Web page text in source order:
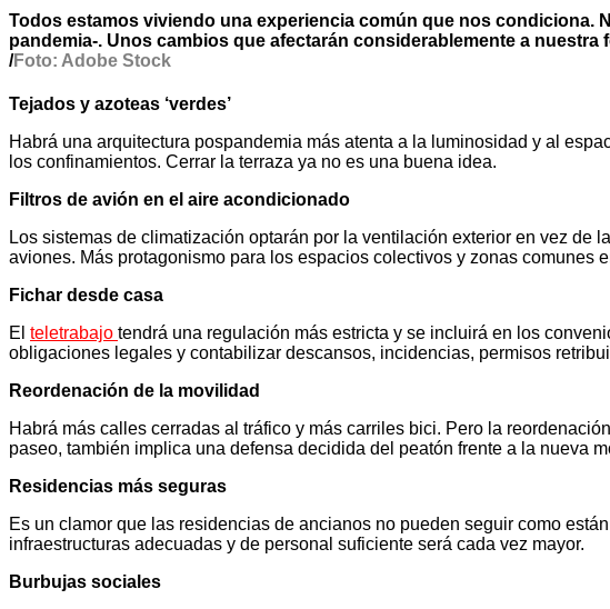
Todos estamos viviendo una experiencia común que nos condiciona.
pandemia-. Unos cambios que afectarán considerablemente a
/Foto: Adobe Stock
Tejados y azoteas ‘verdes’
Habrá una arquitectura pospandemia más atenta a la luminosidad y al
los confinamientos. Cerrar la terraza ya no es una buena idea.
Filtros de avión en el aire acondicionado
Los sistemas de climatización optarán por la ventilación exterior en vez
aviones. Más protagonismo para los espacios colectivos y zonas comunes
Fichar desde casa
El teletrabajo tendrá una regulación más estricta y se incluirá en los
obligaciones legales y contabilizar descansos, incidencias, permisos
Reordenación de la movilidad
Habrá más calles cerradas al tráfico y más carriles bici. Pero la
paseo, también implica una defensa decidida del peatón frente a la nueva
Residencias más seguras
Es un clamor que las residencias de ancianos no pueden seguir como
infraestructuras adecuadas y de personal suficiente será cada vez mayor.
Burbujas sociales